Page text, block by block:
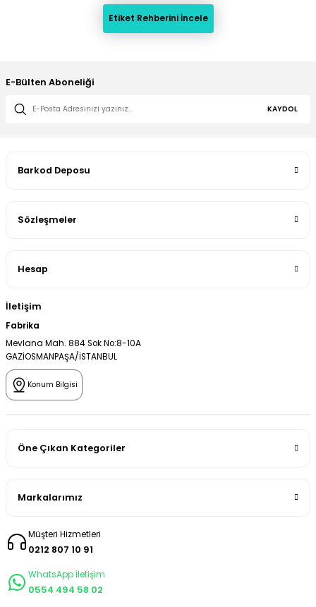
Etiket Rehberini İncele
E-Bülten Aboneliği
KAYDOL
Barkod Deposu
Sözleşmeler
Hesap
İletişim
Fabrika
Mevlana Mah. 884 Sok No:8-10A
GAZİOSMANPAŞA/İSTANBUL
Konum Bilgisi
Öne Çıkan Kategoriler
Markalarımız
Müşteri Hizmetleri
0212 807 10 91
WhatsApp İletişim
0554 494 58 02